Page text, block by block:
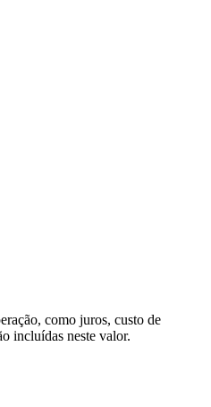
como juros, custo de
incluídas neste valor.